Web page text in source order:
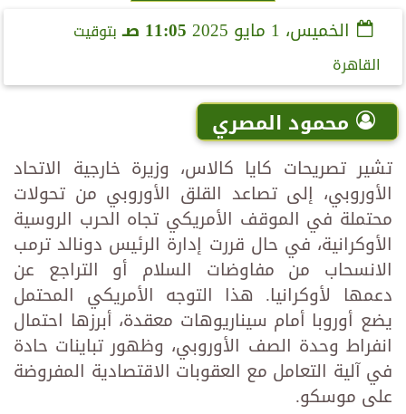
الخميس، 1 مايو 2025 11:05 صـ
بتوقيت
القاهرة
محمود المصري
تشير تصريحات كايا كالاس، وزيرة خارجية الاتحاد
الأوروبي، إلى تصاعد القلق الأوروبي من تحولات
محتملة في الموقف الأمريكي تجاه الحرب الروسية
الأوكرانية، في حال قررت إدارة الرئيس دونالد ترمب
الانسحاب من مفاوضات السلام أو التراجع عن
دعمها لأوكرانيا. هذا التوجه الأمريكي المحتمل
يضع أوروبا أمام سيناريوهات معقدة، أبرزها احتمال
انفراط وحدة الصف الأوروبي، وظهور تباينات حادة
في آلية التعامل مع العقوبات الاقتصادية المفروضة
على موسكو.